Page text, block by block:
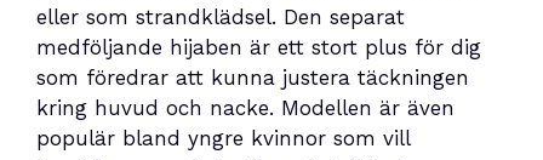
eller som strandklädsel. Den separat
medföljande hijaben är ett stort plus för dig
som föredrar att kunna justera täckningen
kring huvud och nacke. Modellen är även
populär bland yngre kvinnor som vill